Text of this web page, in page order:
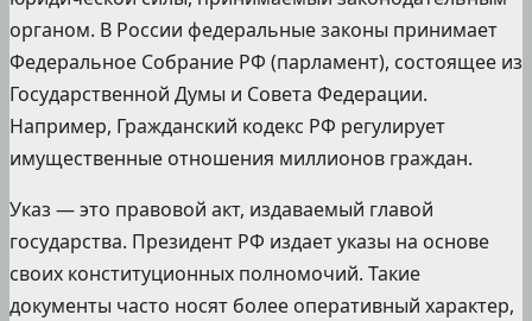
органом. В России федеральные законы принимает
Федеральное Собрание РФ (парламент), состоящее из
Государственной Думы и Совета Федерации.
Например, Гражданский кодекс РФ регулирует
имущественные отношения миллионов граждан.
Указ — это правовой акт, издаваемый главой
государства. Президент РФ издает указы на основе
своих конституционных полномочий. Такие
документы часто носят более оперативный характер,